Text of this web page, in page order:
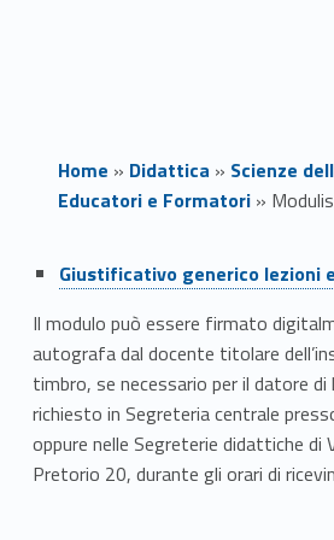
Home » Didattica » Scienze
Educatori e Formatori»
M
o
d
u
l
Link identifier #identifier__147319-1
Giustificativo generico lezioni
Il modulo può essere firmato
autografa dal docente titolare
timbro, se necessario per il datore
richiesto in Segreteria centrale
oppure nelle Segreterie didattiche di
Pretorio 20, durante gli orari di